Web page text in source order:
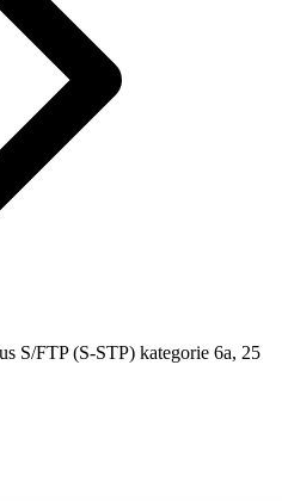
S/FTP (S-STP) kategorie 6a, 25